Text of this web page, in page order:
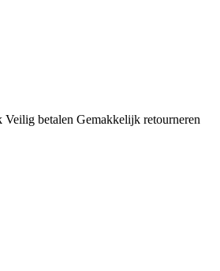
Veilig betalen Gemakkelijk retourneren